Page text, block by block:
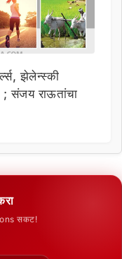
झेलेन्स्की
; संजय राऊतांचा
सकट!